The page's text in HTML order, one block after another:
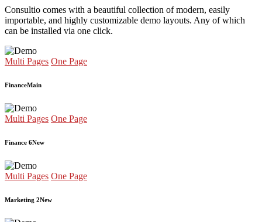
Consultio comes with a beautiful collection of modern, easily
importable, and highly customizable demo layouts. Any of which
can be installed via one click.
Multi Pages One Page
FinanceMain
Multi Pages One Page
Finance 6New
Multi Pages One Page
Marketing 2New